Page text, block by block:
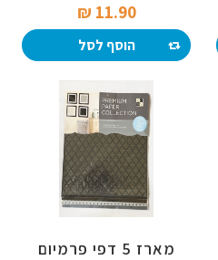
11.90 ₪‎
הוסף לסל
מארז 5 דפי פרמיום